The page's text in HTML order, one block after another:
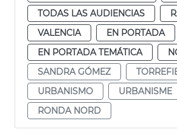
TODAS LAS AUDIENCIAS
VALENCIA
EN PORTADA
EN PORTADA TEMÁTICA
SANDRA GÓMEZ
URBANISMO
URBANISME
RONDA NORD